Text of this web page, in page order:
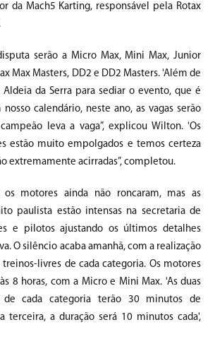
da Mach5 Karting, responsável pela Rotax
serão a Micro Max, Mini Max, Junior
Max Masters, DD2 e DD2 Masters. 'Além de
da Serra para sediar o evento, que é
calendário, neste ano, as vagas serão
leva a vaga”, explicou Wilton. 'Os
estão muito empolgados e temos certeza
extremamente acirradas”, completou.
os motores ainda não roncaram, mas as
paulista estão intensas na secretaria de
e pilotos ajustando os últimos detalhes
O silêncio acaba amanhã, com a realização
treinos-livres de cada categoria. Os motores
8 horas, com a Micro e Mini Max. 'As duas
de cada categoria terão 30 minutos de
terceira, a duração será 10 minutos cada',